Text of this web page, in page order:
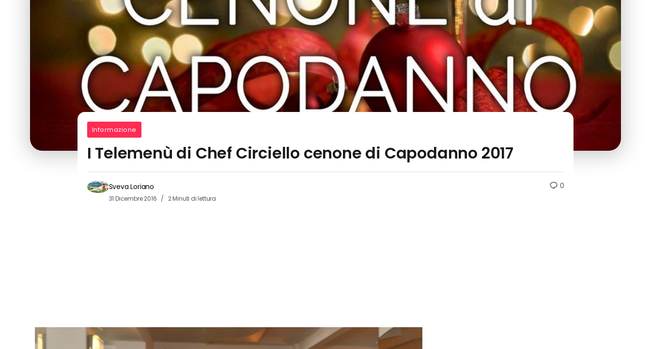
Informazione
I Telemenù di Chef Circiello cenone di Capodanno 2017
Sveva Loriano
31 Dicembre 2016 2 Minuti di lettura
0